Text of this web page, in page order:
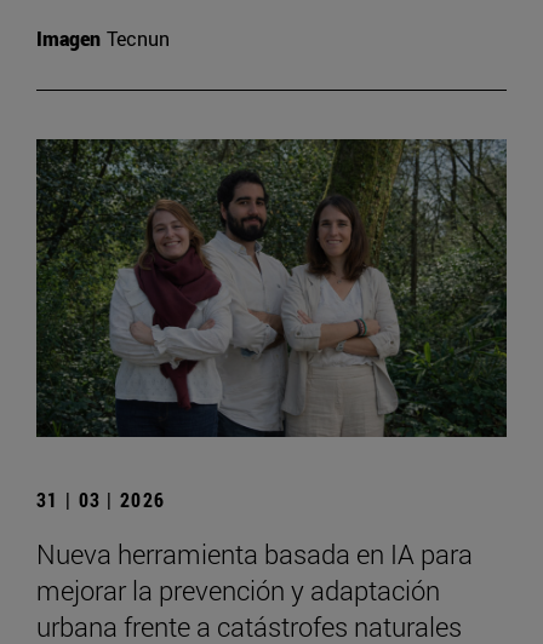
Imagen Tecnun
31 | 03 | 2026
Nueva herramienta basada en IA para
mejorar la prevención y adaptación
urbana frente a catástrofes naturales